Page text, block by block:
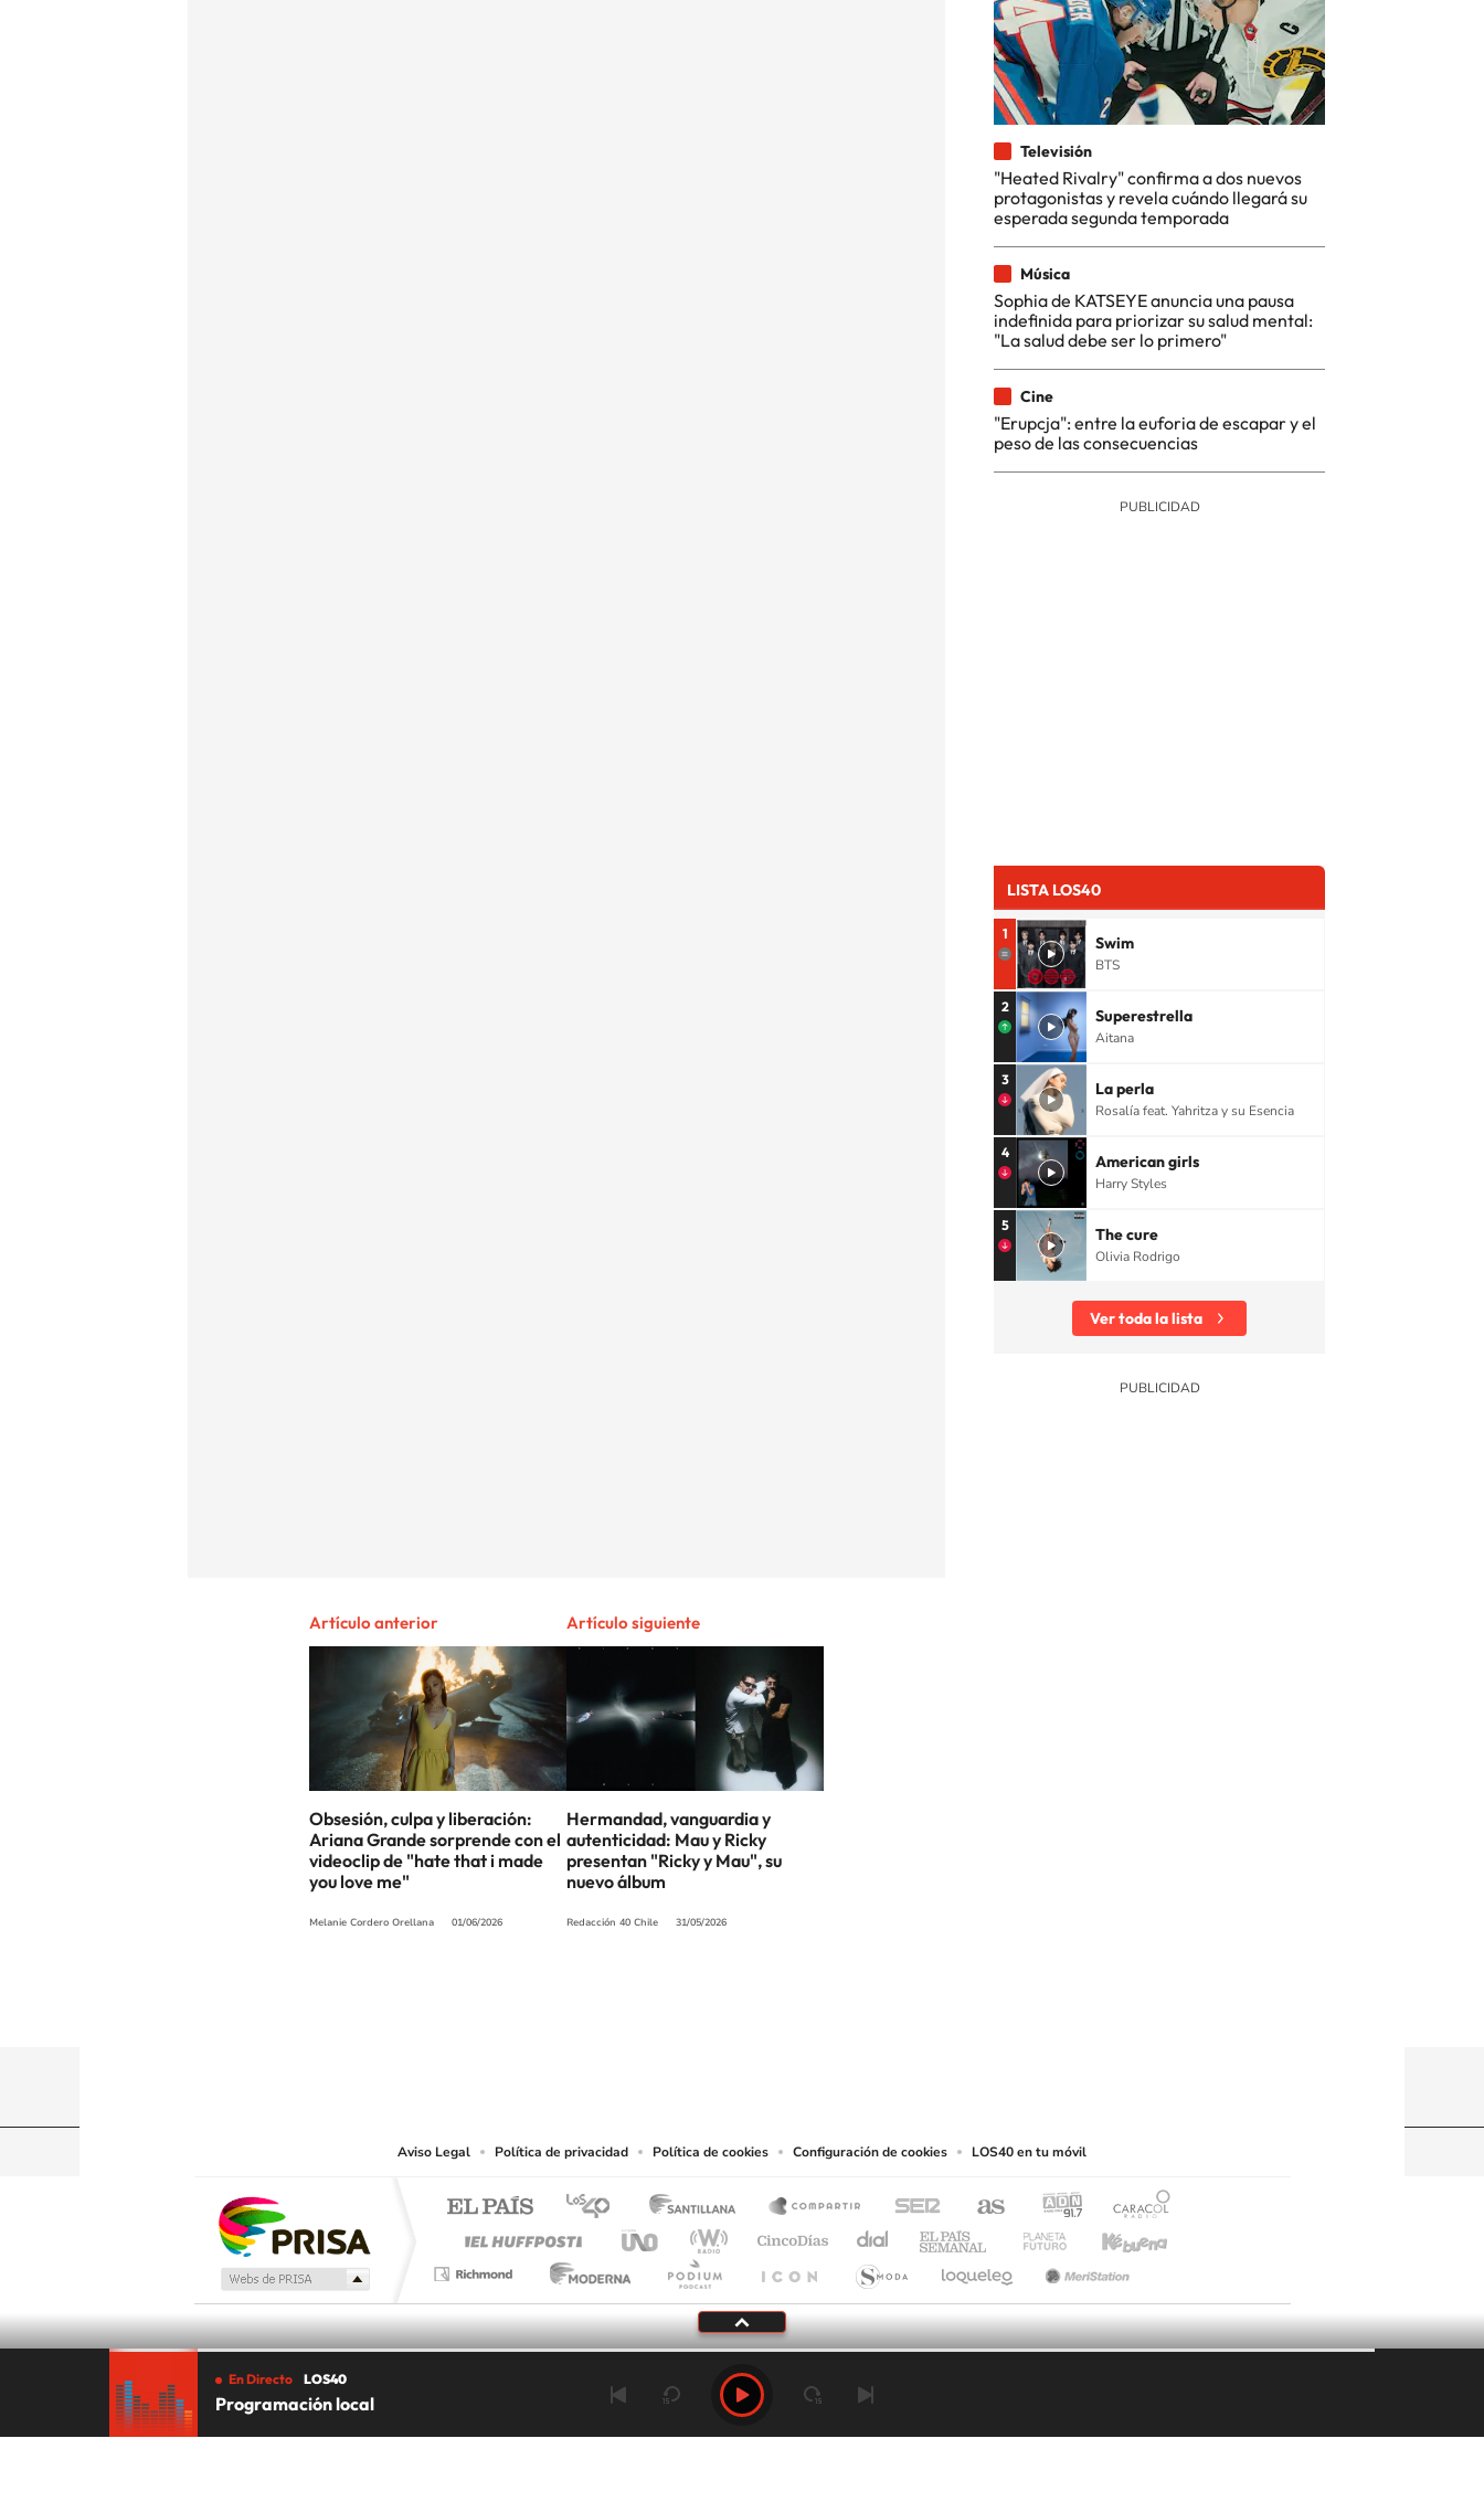
Artículo anterior
Obsesión, culpa y liberación:
Ariana Grande sorprende con el
videoclip de "hate that i made
you love me"
Melanie Cordero Orellana 01/06/2026
Artículo siguiente
Hermandad, vanguardia y
autenticidad: Mau y Ricky
presentan "Ricky y Mau", su
nuevo álbum
Redacción 40 Chile 31/05/2026
Televisión
"Heated Rivalry" confirma a dos nuevos
protagonistas y revela cuándo llegará su
esperada segunda temporada
Música
Sophia de KATSEYE anuncia una pausa
indefinida para priorizar su salud mental:
"La salud debe ser lo primero"
Cine
"Erupcja": entre la euforia de escapar y el
peso de las consecuencias
LISTA LOS40
1 Swim
BTS
2 Superestrella
Aitana
3 La perla
Rosalía feat. Yahritza y su Esencia
4 American girls
Harry Styles
5 The cure
Olivia Rodrigo
Ver toda la lista
Aviso Legal Política de privacidad Política de cookies Configuración de cookies LOS40 en tu móvil
En Directo LOS40
Programación local